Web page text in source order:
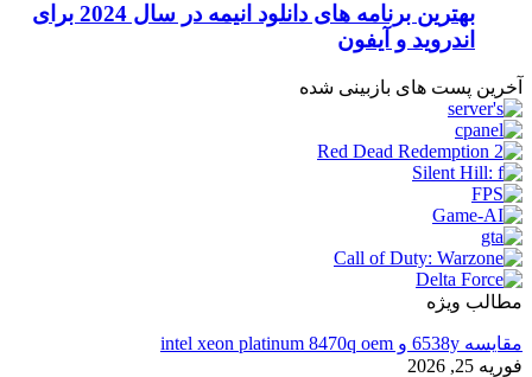
بهترین برنامه های دانلود انیمه در سال 2024 برای
اندروید و آیفون
آخرین پست های بازبینی شده
مطالب ویژه
مقایسه 6538y و intel xeon platinum 8470q oem
فوریه 25, 2026